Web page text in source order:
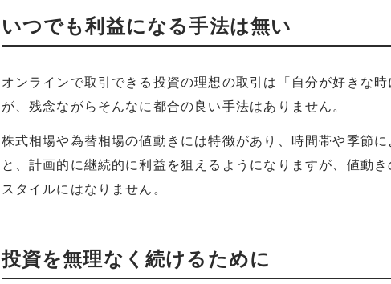
いつでも利益になる手法は無い
オンラインで取引できる投資の理想の取引は「自分が好きな
が、残念ながらそんなに都合の良い手法はありません。
株式相場や為替相場の値動きには特徴があり、時間帯や季節
と、計画的に継続的に利益を狙えるようになりますが、値動
スタイルにはなりません。
投資を無理なく続けるために